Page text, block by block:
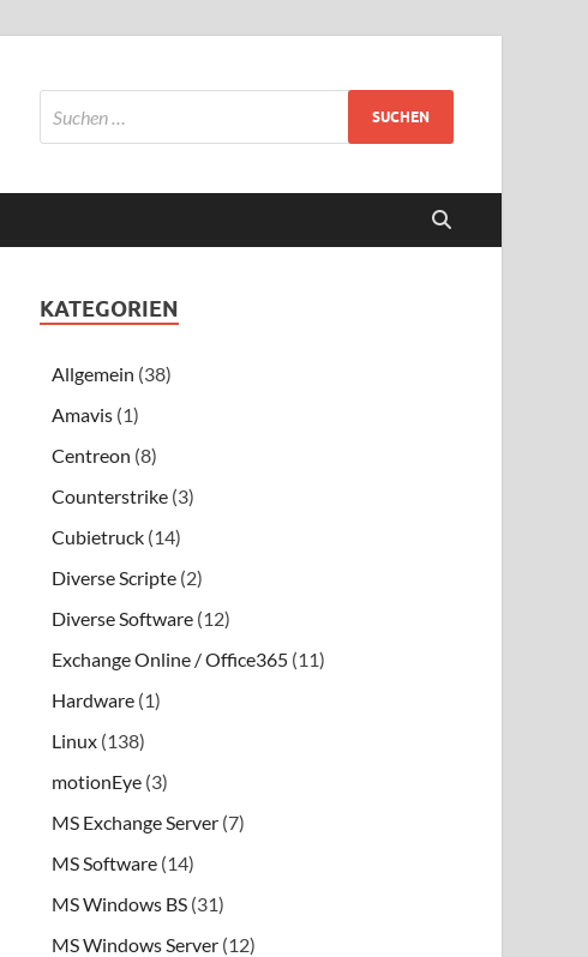
KATEGORIEN
Allgemein (38)
Amavis (1)
Centreon (8)
Counterstrike (3)
Cubietruck (14)
Diverse Scripte (2)
Diverse Software (12)
Exchange Online / Office365 (11)
Hardware (1)
Linux (138)
motionEye (3)
MS Exchange Server (7)
MS Software (14)
MS Windows BS (31)
MS Windows Server (12)